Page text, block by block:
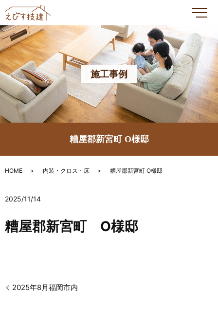
メ
施工事例
糟屋郡新宮町 O様邸
HOME 内装・クロス・床 糟屋郡新宮町 O様邸
2025/11/14
糟屋郡新宮町 O様邸
2025年8月福岡市内